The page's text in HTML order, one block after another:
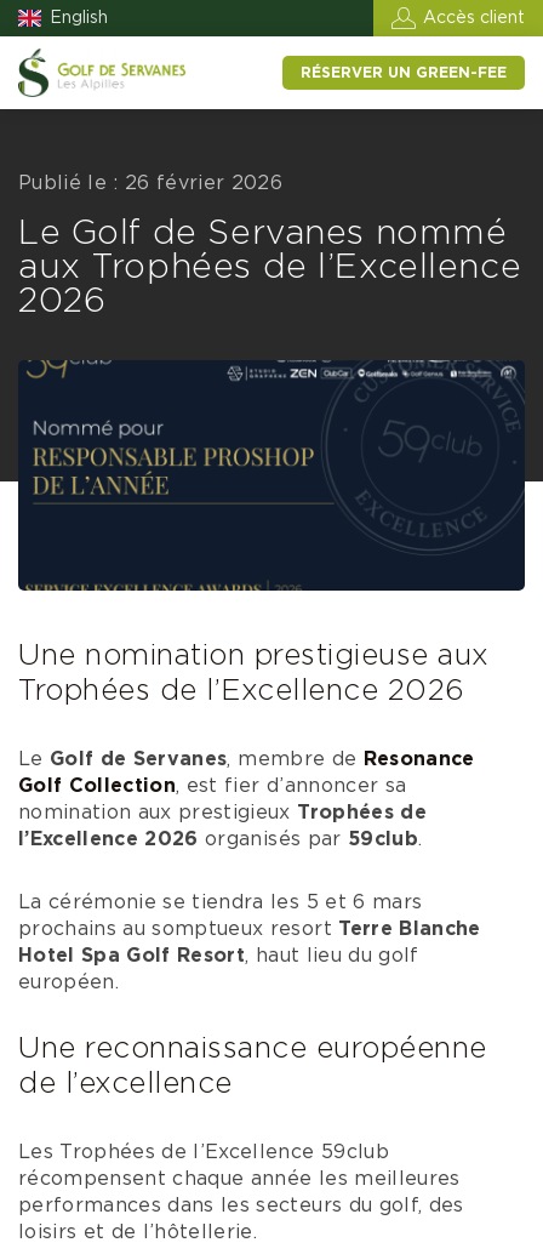
English Accès client
RÉSERVER UN GREEN-FEE
Publié le : 26 février 2026
Le Golf de Servanes nommé
aux Trophées de l’Excellence
2026
Une nomination prestigieuse aux
Trophées de l’Excellence 2026
Le Golf de Servanes, membre de
Resonance
Golf Collection, est fier d’annoncer sa
nomination aux prestigieux Trophées de
l’Excellence 2026 organisés par 59club.
La cérémonie se tiendra les 5 et 6 mars
prochains au somptueux resort Terre Blanche
Hotel Spa Golf Resort, haut lieu du golf
européen.
Une reconnaissance européenne
de l’excellence
Les Trophées de l’Excellence 59club
récompensent chaque année les meilleures
performances dans les secteurs du golf, des
loisirs et de l’hôtellerie.